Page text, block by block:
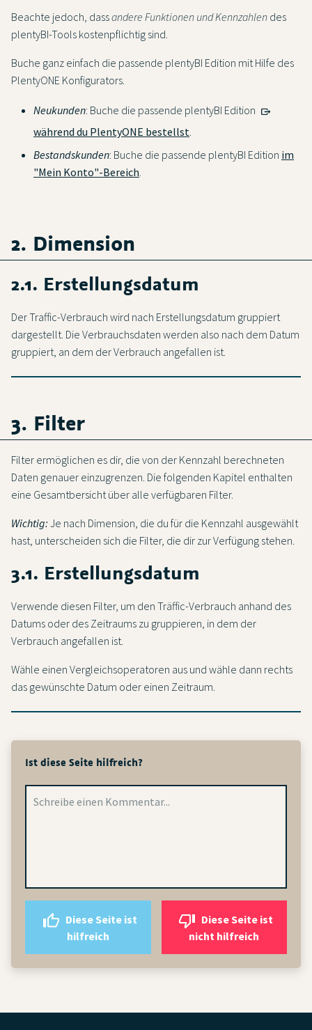
Beachte jedoch, dassandere Funktionen und Kennzahlen des
plentyBI-Tools kostenpflichtig sind.
Buche ganz einfach die passende plentyBI Edition mit Hilfe des
PlentyONE Konfigurators.
Neukunden: Buche die passende plentyBI Edition
während du PlentyONE bestellst
Bestandskunden: Buche die passende plentyBI Edition im
"Mein Konto"-Bereich
2. Dimension
2.1. Erstellungsdatum
Der Traffic-Verbrauch wird nach Erstellungsdatum gruppiert
dargestellt. Die Verbrauchsdaten werden also nach dem Datum
gruppiert, an dem der Verbrauch angefallen ist.
3. Filter
Filter ermöglichen es dir, die von der Kennzahl berechneten
Daten genauer einzugrenzen. Die folgenden Kapitel enthalten
eine Gesamtbersicht über alle verfügbaren Filter.
Wichtig: Je nach Dimension, die du für die Kennzahl ausgewählt
hast, unterscheiden sich die Filter, die dir zur Verfügung stehen.
3.1. Erstellungsdatum
Verwende diesen Filter, um den Träffic-Verbrauch anhand des
Datums oder des Zeitraums zu gruppieren, in dem der
Verbrauch angefallen ist.
Wähle einen Vergleichsoperatoren aus und wähle dann rechts
das gewünschte Datum oder einen Zeitraum.
Ist diese Seite hilfreich?
hilfreich
nicht hilfreich